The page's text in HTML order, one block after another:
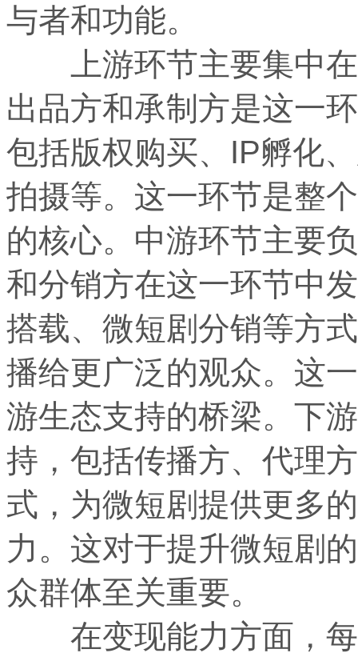
与者和功能。
上游环节主要集中在
出品方和承制方是这一
包括版权购买、IP孵化
拍摄等。这一环节是整
的核心。中游环节主要
和分销方在这一环节中
搭载、微短剧分销等方
播给更广泛的观众。这
游生态支持的桥梁。下
持，包括传播方、代理
式，为微短剧提供更多
力。这对于提升微短剧
众群体至关重要。
在变现能力方面，每